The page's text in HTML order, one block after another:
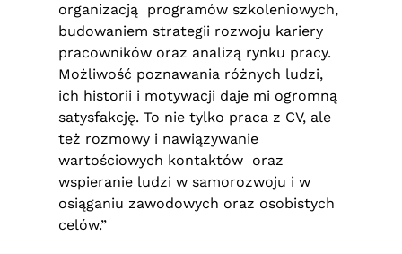
organizacją programów szkoleniowych,
budowaniem strategii rozwoju kariery
pracowników oraz analizą rynku pracy.
Możliwość poznawania różnych ludzi,
ich historii i motywacji daje mi ogromną
satysfakcję. To nie tylko praca z CV, ale
też rozmowy i nawiązywanie
wartościowych kontaktów oraz
wspieranie ludzi w samorozwoju i w
osiąganiu zawodowych oraz osobistych
celów.”